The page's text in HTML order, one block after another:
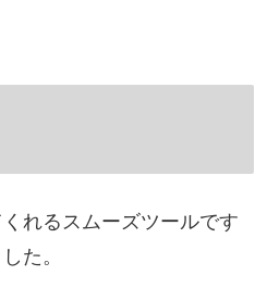
れるスムーズツールです
た。